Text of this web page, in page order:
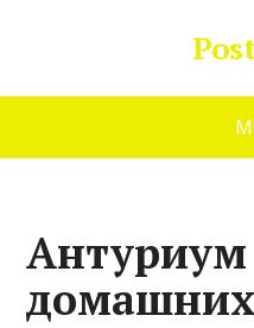
Антуриум
домашних